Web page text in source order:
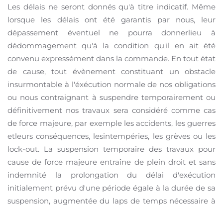
Les délais ne seront donnés qu'à titre indicatif. Même
lorsque les délais ont été garantis par nous, leur
dépassement éventuel ne pourra donnerlieu à
dédommagement qu'à la condition qu'il en ait été
convenu expressément dans la commande. En tout état
de cause, tout évènement constituant un obstacle
insurmontable à l'éxécution normale de nos obligations
ou nous contraignant à suspendre temporairement ou
définitivement nos travaux sera considéré comme cas
de force majeure, par exemple les accidents, les guerres
etleurs conséquences, lesintempéries, les grèves ou les
lock-out. La suspension temporaire des travaux pour
cause de force majeure entraîne de plein droit et sans
indemnité la prolongation du délai d'exécution
initialement prévu d'une période égale à la durée de sa
suspension, augmentée du laps de temps nécessaire à